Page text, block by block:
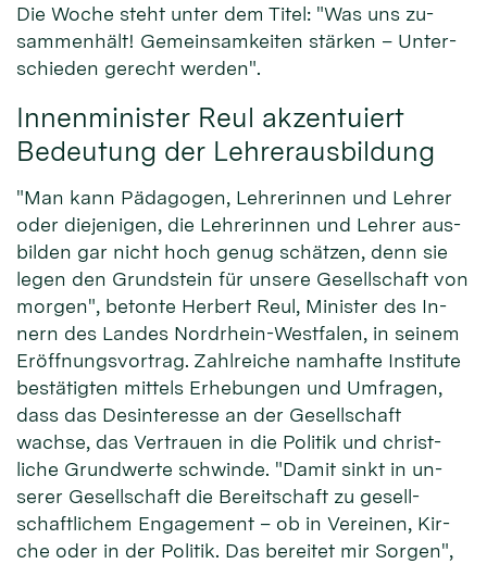
Die Wo­che steht unter dem Ti­tel: "Was uns zu­
sammen­hält! Ge­mein­sam­keiten stär­ken – Unter­
schie­den gerecht werden".
Innenminister Reul akzentuiert
Bedeutung der Lehrerausbildung
"Man kann Pä­da­gogen, Leh­rer­innen und Leh­rer
oder die­jeni­gen, die Leh­rerin­nen und Leh­rer aus­
bil­den gar nicht hoch ge­nug schät­zen, denn sie
le­gen den Grund­stein für unsere Ge­sell­schaft von
mor­gen", be­tonte Her­bert Reul, Minister des In­
nern des Lan­des Nordrhein-Westfalen, in sei­nem
Er­öffnungs­vor­trag. Zahl­reiche nam­hafte In­sti­tute
be­stä­tigten mit­tels Er­he­bungen und Um­fragen,
dass das Des­inte­resse an der Ge­sell­schaft
wachse, das Ver­trauen in die Poli­tik und christ­
liche Grund­wer­te schwinde. "Da­mit sinkt in un­
serer Ge­sell­schaft die Be­reit­schaft zu ge­sell­
schaft­lichem En­gage­ment – ob in Ver­einen, Kir­
che oder in der Poli­tik. Das be­reitet mir Sor­gen",